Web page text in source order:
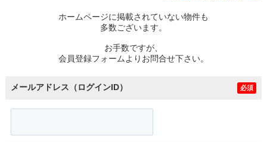
ホームページに掲載されていない物件も
多数ございます。
お手数ですが、
会員登録フォームよりお問合せ下さい。
メールアドレス（ログインID） 必須